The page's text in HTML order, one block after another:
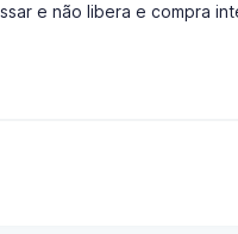
e não libera e compra